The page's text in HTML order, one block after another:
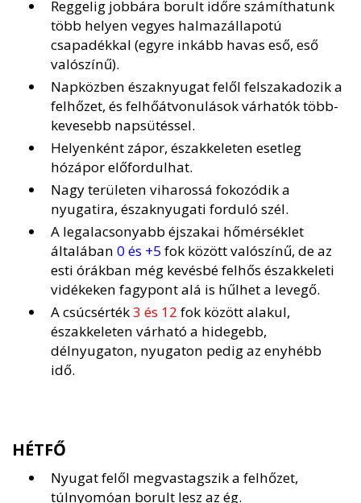
Reggelig jobbára borult időre számíthatunk
több helyen vegyes halmazállapotú
csapadékkal (egyre inkább havas eső, eső
valószínű).
Napközben északnyugat felől felszakadozik a
felhőzet, és felhőátvonulások várhatók több-
kevesebb napsütéssel.
Helyenként zápor, északkeleten esetleg
hózápor előfordulhat.
Nagy területen viharossá fokozódik a
nyugatira, északnyugati forduló szél.
A legalacsonyabb éjszakai hőmérséklet
általában 0 és +5 fok között valószínű, de az
esti órákban még kevésbé felhős északkeleti
vidékeken fagypont alá is hűlhet a levegő.
A csúcsérték3 és 12 fok között alakul,
északkeleten várható a hidegebb,
délnyugaton, nyugaton pedig az enyhébb
idő.
HÉTFŐ
Nyugat felől megvastagszik a felhőzet,
túlnyomóan borult lesz az ég.